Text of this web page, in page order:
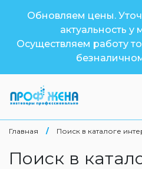
Обновляем цены.
актуальность
Осуществляем работу
Главная / Поиск в каталоге
Поиск в